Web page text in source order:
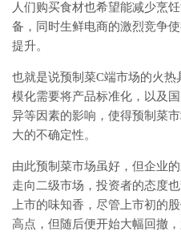
人们购买食材也希望能减少烹
备，同时生鲜电商的激烈竞争
提升。
也就是说预制菜C端市场的火
模化需要将产品标准化，以及
异等因素的影响，使得预制菜
大的不确定性。
由此预制菜市场虽好，但企业
走向二级市场，投资者的态度
上市的味知香，尽管上市初的
高点，但随后便开始大幅回撤